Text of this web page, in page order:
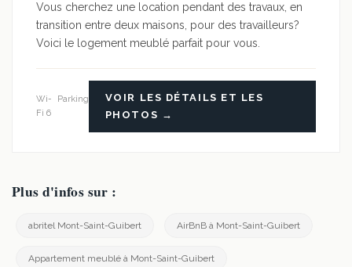
Vous cherchez une location pendant des travaux, en
transition entre deux maisons, pour des travailleurs?
Voici le logement meublé parfait pour vous.
Wi-
Fi 6
Parking
VOIR LES DÉTAILS ET LES
PHOTOS →
Plus d'infos sur :
abritel Mont-Saint-Guibert AirBnB à Mont-Saint-Guibert
Appartement meublé à Mont-Saint-Guibert